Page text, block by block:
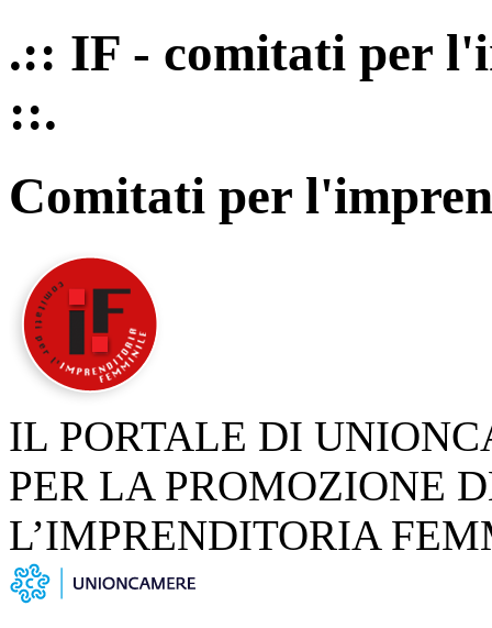
.:: IF - comitati per
::.
Comitati per
IL PORTALE DI
PER LA PROMOZIONE
L’IMPRENDITORIA